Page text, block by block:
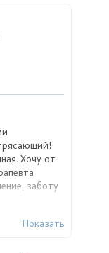
Хочу от
заботу
Показать